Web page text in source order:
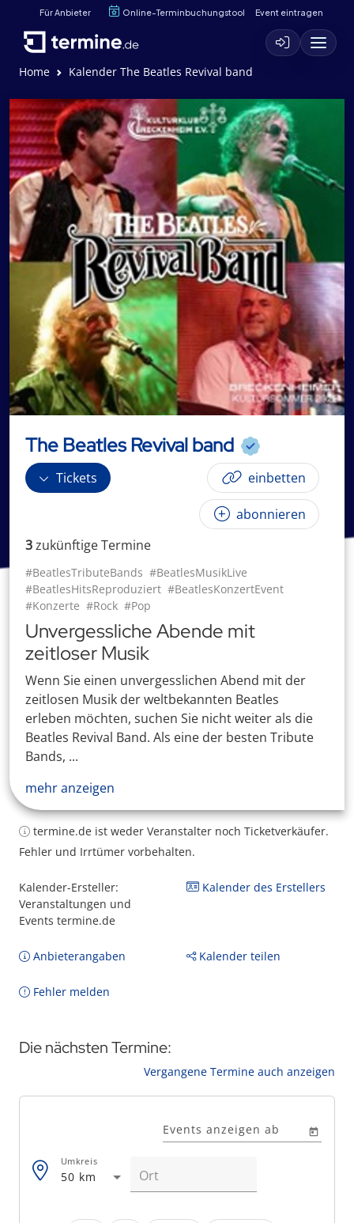
Für Anbieter Online-Terminbuchungstool Event eintragen
Home Kalender The Beatles Revival band
The Beatles Revival band
Tickets einbetten
abonnieren
3zukünftigeTermine
#BeatlesTributeBands #BeatlesMusikLive
#BeatlesHitsReproduziert #BeatlesKonzertEvent
#Konzerte #Rock #Pop
Unvergessliche Abende mit
zeitloser Musik
Wenn Sie einen unvergesslichen Abend mit der
zeitlosen Musik der weltbekannten Beatles
erleben möchten, suchen Sie nicht weiter als die
Beatles Revival Band. Als eine der besten Tribute
Bands, ...
mehr anzeigen
termine.de ist weder Veranstalter noch Ticketverkäufer.
Fehler und Irrtümer vorbehalten.
Kalender-Ersteller:
Veranstaltungen und
Events termine.de
Kalender des Erstellers
Anbieterangaben Kalender teilen
Fehler melden
Die nächsten Termine:
Vergangene Termine auch anzeigen
Events anzeigen ab
50 km
Umkreis